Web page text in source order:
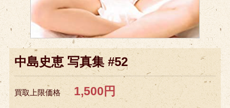
中島史恵 写真集 #52
買取上限価格 1,500円